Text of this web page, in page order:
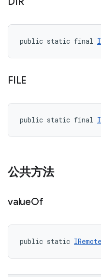
public static final
FILE
public static final
公共方法
valueOf
public static